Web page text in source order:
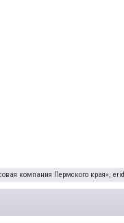
компания Пермского края»,